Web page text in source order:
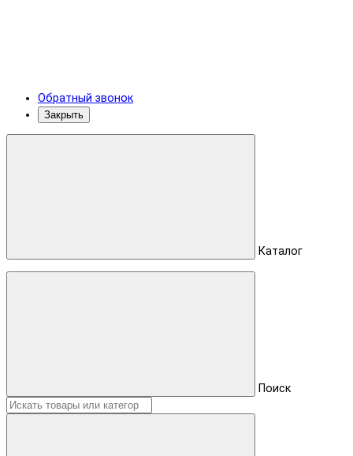
Обратный звонок
Закрыть
Каталог
Поиск